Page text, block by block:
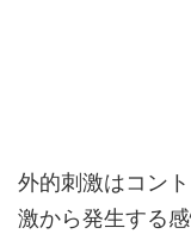
外的刺激はコン
激から発生する